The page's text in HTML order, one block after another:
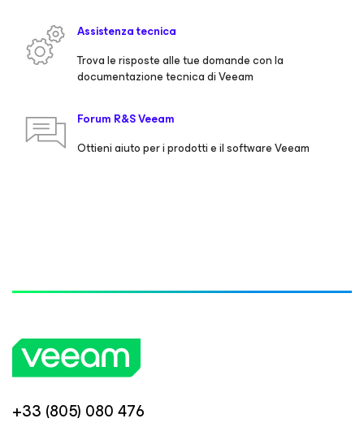
Assistenza tecnica
Trova le risposte alle tue domande con la
documentazione tecnica di Veeam
Forum R&S Veeam
Ottieni aiuto per i prodotti e il software Veeam
+33 (805) 080 476